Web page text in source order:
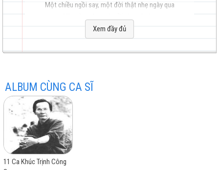
Một chiều ngồi say, một đời thật nhẹ ngày qua
Một ngày đầu thu nghe chân ngựa về chốn xa
Mây che trên đầu và nắng trên vai
Lại thấy trong ta hiện bóng con người
Nghe mưa nơi nầy lại nhớ mưa xa
Mưa bay trong ta bay từng hạt nhỏ
Trăm năm vô biên chưa từng hội ngộ
Chẳng biết nơi nao là chốn quê nhà
Xem đầy đủ
ALBUM CÙNG CA SĨ
11 Ca Khúc Trịnh Công